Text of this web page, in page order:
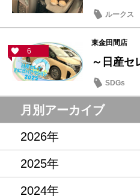
ルークス
6
東金田間店
～日産
SDGs
月別アーカイブ
2026年
2025年
2024年